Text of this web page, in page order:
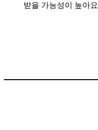
받을 가능성이 높아요